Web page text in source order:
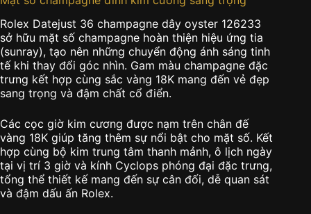
Rolex Datejust 36 champagne dây oyster 126233
sở hữu mặt số champagne hoàn thiện hiệu ứng tia
(sunray), tạo nên những chuyển động ánh sáng tinh
tế khi thay đổi góc nhìn. Gam màu champagne đặc
trưng kết hợp cùng sắc vàng 18K mang đến vẻ đẹp
sang trọng và đậm chất cổ điển.
Các cọc giờ kim cương được nạm trên chân đế
vàng 18K giúp tăng thêm sự nổi bật cho mặt số. Kết
hợp cùng bộ kim trung tâm thanh mảnh, ô lịch ngày
tại vị trí 3 giờ và kính Cyclops phóng đại đặc trưng,
tổng thể thiết kế mang đến sự cân đối, dễ quan sát
và đậm dấu ấn Rolex.